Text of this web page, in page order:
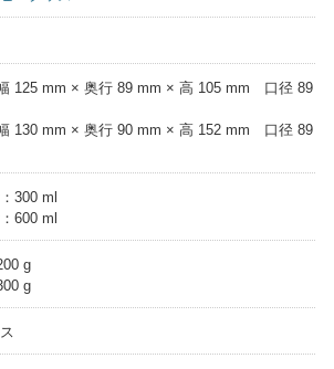
125 mm × 奥行 89 mm × 高 105 mm 口径 89
130 mm × 奥行 90 mm × 高 152 mm 口径 89
300 ml
600 ml
g
g